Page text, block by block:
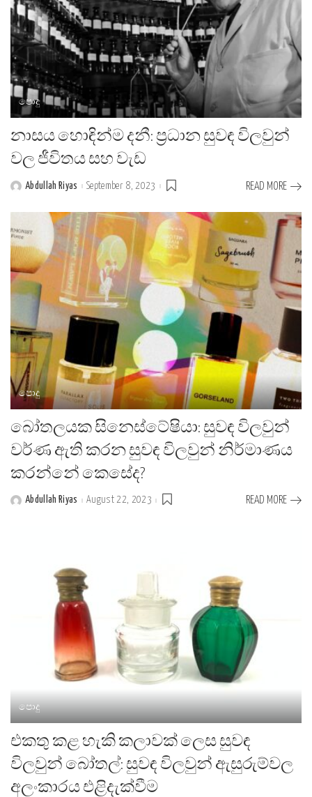
පොදු
නාසය හොඳින්ම දනී: ප්‍රධාන සුවඳ විලවුන්
වල ජීවිතය සහ වැඩ
PostedAbdullah Riyas September 8, 2023 READ MORE
පොදු
බෝතලයක සිනෙස්ටේෂියා: සුවඳ විලවුන්
වර්ණ ඇති කරන සුවඳ විලවුන් නිර්මාණය
කරන්නේ කෙසේද?
PostedAbdullah Riyas August 22, 2023 READ MORE
පොදු
එකතු කළ හැකි කලාවක් ලෙස සුවඳ
විලවුන් බෝතල්: සුවඳ විලවුන් ඇසුරුම්වල
අලංකාරය එළිදැක්වීම